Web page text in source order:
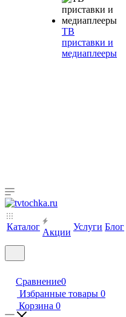
ТВ
приставки и
медиаплееры
Каталог
Акции
Услуги Блог
Сравнение0
Избранные товары 0
Корзина 0